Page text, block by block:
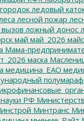
ледовый
лесной пожар
ложный донос
май май_2026
Мама-
маска
медицина_ЕАО
РФ
Минтранс